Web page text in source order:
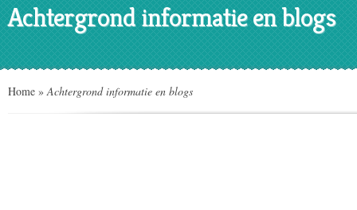
Achtergrond informatie en blogs
Home » Achtergrond informatie en blogs